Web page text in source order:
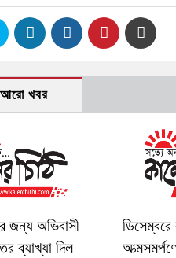
আরো খবর
জন্য অভিবাসী
ব্যাখ্যা দিল
ডিসেম্বরে